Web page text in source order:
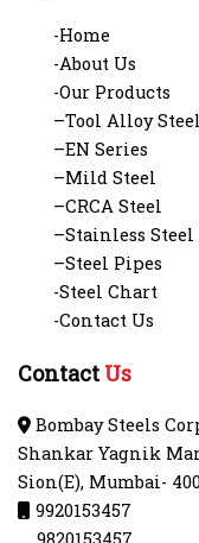
-Home
-About Us
-Our Products
–Tool Alloy Steel
–EN Series
–Mild Steel
–CRCA Steel
–Stainless Steel
–Steel Pipes
-Steel Chart
-Contact Us
Contact Us
Bombay Steels
Shankar Yagnik
Sion(E), Mumbai-
9920153457